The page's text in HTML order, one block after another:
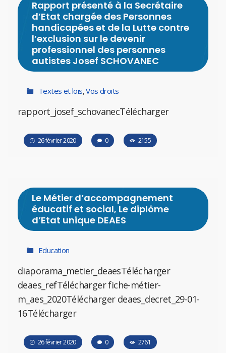
Rapport présenté à la Secrétaire
d’Etat chargée des Personnes
handicapées et de la Lutte contre
l’exclusion sur le devenir
professionnel des personnes
autistes Josef SCHOVANEC
Textes et lois,Vos droits
rapport_josef_schovanecTélécharger
26 février 2020 0 2155
Le Métier d’accompagnement
éducatif et social, Le diplôme
d’Etat unique DEAES
Education
diaporama_metier_deaesTélécharger
deaes_refTélécharger fiche-métier-
m_aes_2020Télécharger deaes_decret_29-01-
16Télécharger
26 février 2020 0 2761